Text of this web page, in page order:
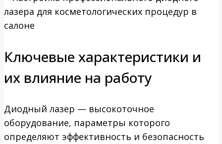
Ключевые характеристики и
их влияние на работу
Диодный лазер — высокоточное
оборудование, параметры которого
определяют эффективность и безопасность